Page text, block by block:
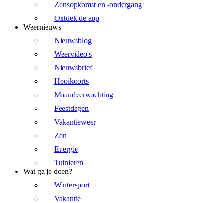
Zonsopkomst en -ondergang
Ontdek de app
Weernieuws
Nieuwsblog
Weervideo's
Nieuwsbrief
Hooikoorts
Maandverwachting
Feestdagen
Vakantieweer
Zon
Energie
Tuinieren
Wat ga je doen?
Wintersport
Vakantie